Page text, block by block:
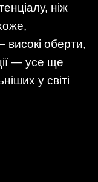
ніж
оберти,
— усе ще
у світі